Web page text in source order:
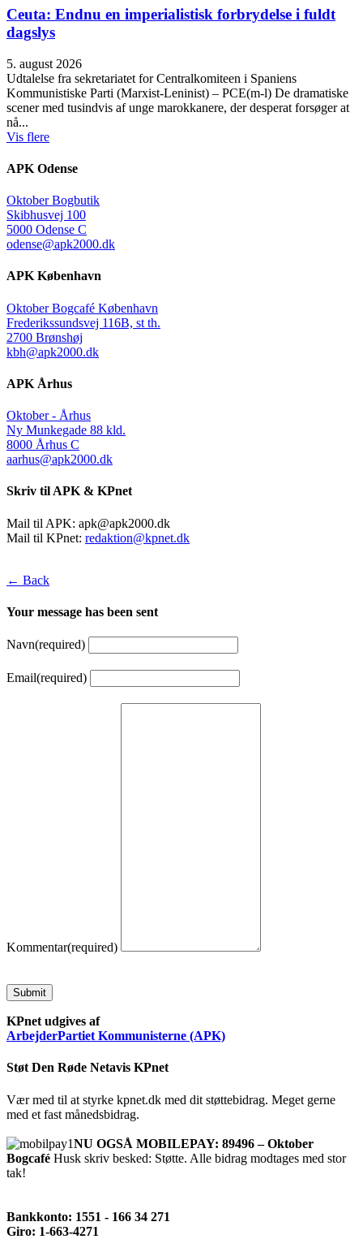
Ceuta: Endnu en imperialistisk forbrydelse i fuldt
dagslys
5. august 2026
Udtalelse fra sekretariatet for Centralkomiteen i Spaniens
Kommunistiske Parti (Marxist-Leninist) – PCE(m-l) De dramatiske
scener med tusindvis af unge marokkanere, der desperat forsøger at
nå...
Vis flere
APK Odense
Oktober Bogbutik
Skibhusvej 100
5000 Odense C
odense@apk2000.dk
APK København
Oktober Bogcafé København
Frederikssundsvej 116B, st th.
2700 Brønshøj
kbh@apk2000.dk
APK Århus
Oktober - Århus
Ny Munkegade 88 kld.
8000 Århus C
aarhus@apk2000.dk
Skriv til APK & KPnet
Mail til APK: apk@apk2000.dk
Mail til KPnet: redaktion@kpnet.dk
← Back
Your message has been sent
Navn(required)
Email(required)
Kommentar(required)
Submit
KPnet udgives af
ArbejderPartiet Kommunisterne (APK)
Støt Den Røde Netavis KPnet
Vær med til at styrke kpnet.dk med dit støttebidrag. Meget gerne
med et fast månedsbidrag.
NU OGSÅ MOBILEPAY: 89496 – Oktober
Bogcafé Husk skriv besked: Støtte. Alle bidrag modtages med stor
tak!
Bankkonto: 1551 - 166 34 271
Giro: 1-663-4271